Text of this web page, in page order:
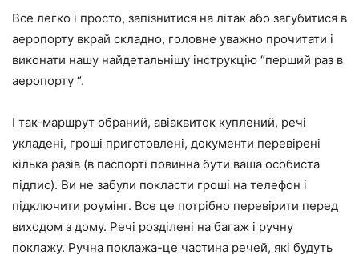
Все легко і просто, запізнитися на літак або загубитися в
аеропорту вкрай складно, головне уважно прочитати і
виконати нашу найдетальнішу інструкцію “перший раз в
аеропорту “.
І так-маршрут обраний, авіаквиток куплений, речі
укладені, гроші приготовлені, документи перевірені
кілька разів (в паспорті повинна бути ваша особиста
підпис). Ви не забули покласти гроші на телефон і
підключити роумінг. Все це потрібно перевірити перед
виходом з дому. Речі розділені на багаж і ручну
поклажу. Ручна поклажа-це частина речей, які будуть